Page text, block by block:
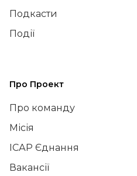
Подкасти
Події
Про Проект
Про команду
Місія
ІСАР Єднання
Вакансії